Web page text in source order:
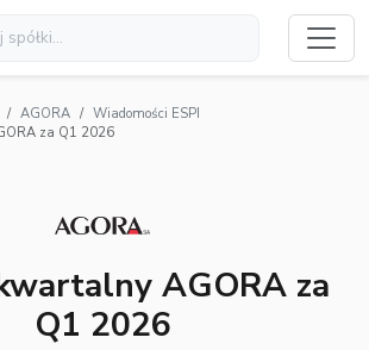
AGORA
Wiadomości ESPI
za Q1 2026
AGORA za
Q1 2026